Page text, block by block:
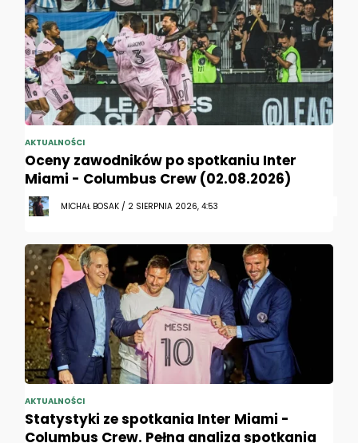
AKTUALNOŚCI
Oceny zawodników po spotkaniu Inter
Miami - Columbus Crew (02.08.2026)
MICHAŁ BOSAK / 2 SIERPNIA 2026, 4:53
AKTUALNOŚCI
Statystyki ze spotkania Inter Miami -
Columbus Crew. Pełna analiza spotkania